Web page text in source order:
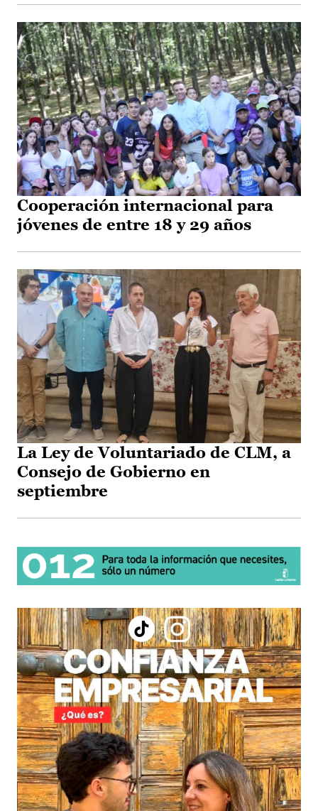
Cooperación internacional para
jóvenes de entre 18 y 29 años
La Ley de Voluntariado de CLM, a
Consejo de Gobierno en
septiembre